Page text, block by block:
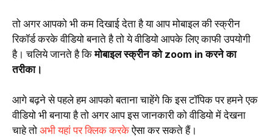
तो अगर आपको भी कम दिखाई देता है या आप मोबाइल की स्क्रीन
रिकॉर्ड करके वीडियो बनाते है तो ये वीडियो आपके लिए काफी उपयोगी
है। चलिये जानते है किमोबाइल स्क्रीन को zoom in करने का
तरीका।
आगे बढ़ने से पहले हम आपको बताना चाहेंगे कि इस टॉपिक पर हमने एक
वीडियो भी बनाया है तो अगर आप इस जानकारी को वीडियो में देखना
चाहे तो अभी यहां पर क्लिक करकेऐसा कर सकते हैं।